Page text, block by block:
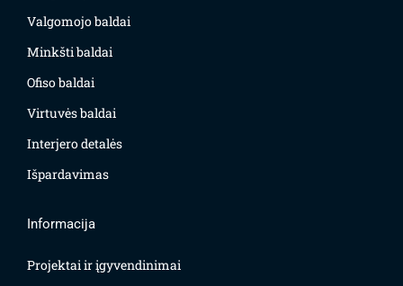
Valgomojo baldai
Minkšti baldai
Ofiso baldai
Virtuvės baldai
Interjero detalės
Išpardavimas
Informacija
Projektai ir įgyvendinimai